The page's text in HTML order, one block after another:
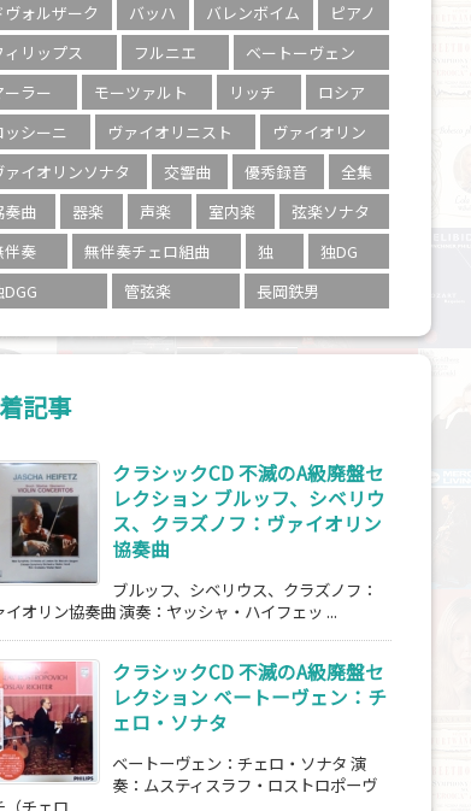
ヴォルザーク
バッハ バレンボイム
ピアノ
ィリップス
フルニエ
ベートーヴェン
ーラー
モーツァルト リッチ
ロシア
ッシーニ
ヴァイオリニスト
ヴァイオリン
ァイオリンソナタ
交響曲 優秀録音
全集
奏曲
器楽 声楽 室内楽
弦楽ソナタ
伴奏
無伴奏チェロ組曲 独
独DG
管弦楽 長岡鉄男
記事
クラシックCD 不滅のA級廃盤セ
レクション ブルッフ、シベリウ
ス、クラズノフ：ヴァイオリン
協奏曲
ブルッフ、シベリウス、クラズノフ：
イオリン協奏曲 演奏：ヤッシャ・ハイフェッ ...
クラシックCD 不滅のA級廃盤セ
レクション ベートーヴェン：チ
ェロ・ソナタ
ベートーヴェン：チェロ・ソナタ 演
奏：ムスティスラフ・ロストロポーヴ